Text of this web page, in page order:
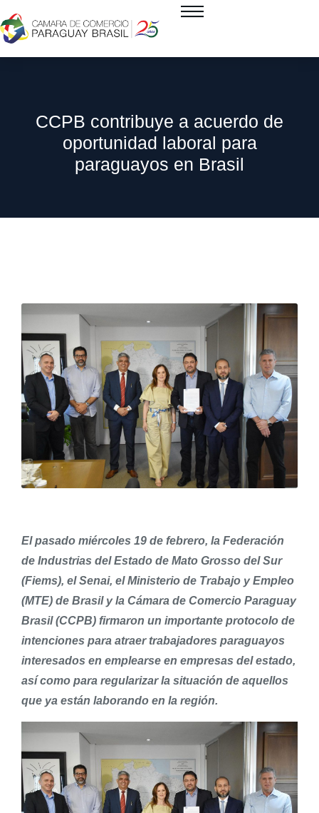
CCPB contribuye a acuerdo de
oportunidad laboral para
paraguayos en Brasil
El pasado miércoles 19 de febrero, la Federación
de Industrias del Estado de Mato Grosso del Sur
(Fiems), el Senai, el Ministerio de Trabajo y Empleo
(MTE) de Brasil y la Cámara de Comercio Paraguay
Brasil (CCPB) firmaron un importante protocolo de
intenciones para atraer trabajadores paraguayos
interesados en emplearse en empresas del estado,
así como para regularizar la situación de aquellos
que ya están laborando en la región.